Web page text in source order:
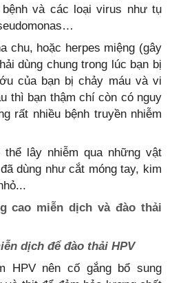
và các loại virus như tụ
chu, hoặc herpes miệng (gây
dùng chung trong lúc bạn bị
của bạn bị chảy máu và vi
thì bạn thậm chí còn có nguy
rất nhiều bệnh truyền nhiễm
lây nhiễm qua những vật
dùng như cắt móng tay, kim
cao miễn dịch và đào thải
dịch để đào thải HPV
HPV nên cố gắng bổ sung